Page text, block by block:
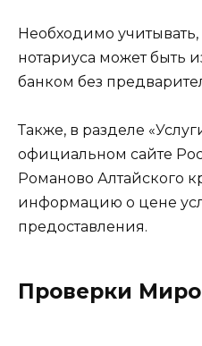
Необходимо учитывать,
нотариуса может быть
банком без
Также, в разделе
официальном сайте
Романово Алтайского
информацию о цене
предоставления.
Проверки